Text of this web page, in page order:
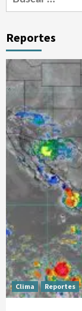
Reportes
Clima Reportes